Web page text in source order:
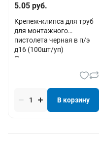
5.05 руб.
Крепеж-клипса для труб
для монтажного
пистолета черная в п/э
д16 (100шт/уп)
Промрукав
В корзину